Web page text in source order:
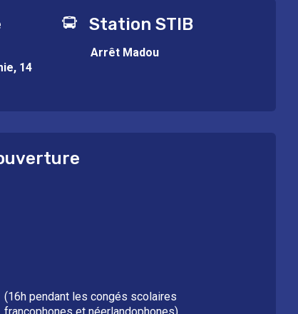
14
Station STIB
Arrêt Madou
(16h pendant les congés scolaires